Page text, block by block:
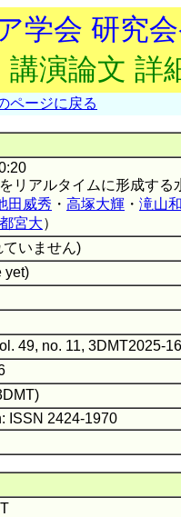
学会 研究
講演論文 詳
ページに戻る
リアルタイムに形成する
田威秀 ・ 高塚大輝 ・ 滝山
宮大）
いません)
yet)
49, no. 11, 3DMT2025-
ISSN 2424-1970